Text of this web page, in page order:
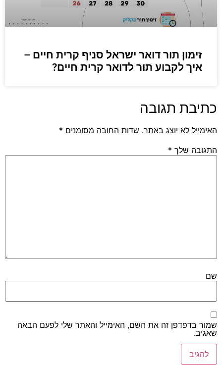
זימון תור דואר ישראל סניף קרית חיים –
איך לקבוע תור לדואר קרית חיים?
כתיבת תגובה
האימייל לא יוצג באתר. שדות החובה מסומנים *
התגובה שלך *
שם
שמור בדפדפן זה את השם, האימייל והאתר שלי לפעם הבאה
שאגיב.